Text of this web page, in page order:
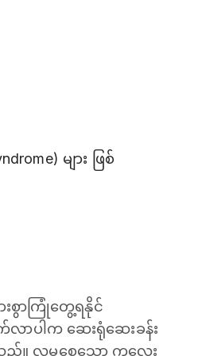
များ ဖြစ်
းစွာကြုံတွေ့ရနိုင်
ာပါက ဆေးရုံဆေးခန်း
သည်။ လမစေ့သော ကလေး